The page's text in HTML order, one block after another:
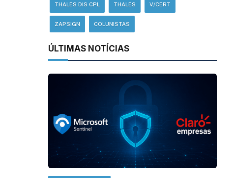
THALES DIS CPL THALES V/CERT
ZAPSIGN COLUNISTAS
ÚLTIMAS NOTÍCIAS